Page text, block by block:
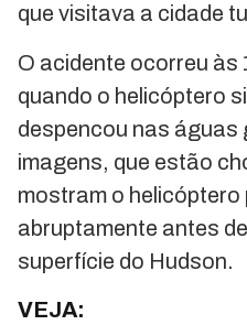
que visitava a cidade
O acidente ocorreu às
quando o helicóptero
despencou nas águas
imagens, que estão
mostram o helicóptero
abruptamente antes
superfície do Hudson.
VEJA: